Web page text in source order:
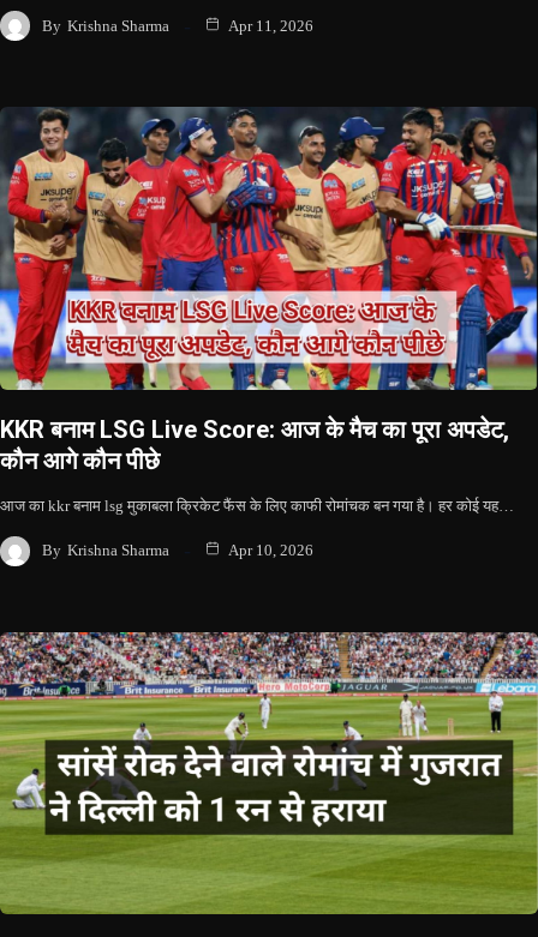
By Krishna Sharma Apr 11, 2026
KKR बनाम LSG Live Score: आज के मैच का पूरा अपडेट,
कौन आगे कौन पीछे
आज का kkr बनाम lsg मुकाबला क्रिकेट फैंस के लिए काफी रोमांचक बन गया है। हर कोई यह…
By Krishna Sharma Apr 10, 2026